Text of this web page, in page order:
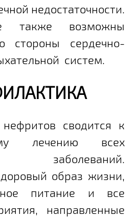
недостаточности.
также возможны
стороны сердечно-
систем.
сводится к
лечению всех
заболеваний.
образ жизни,
питание и все
направленные